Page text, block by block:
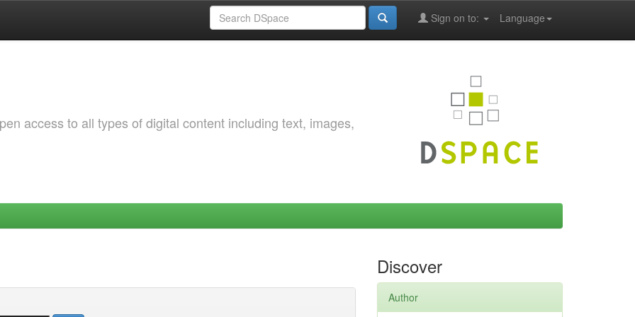
Language
Sign on to:
access to all types of digital content including text, images,
Discover
Author